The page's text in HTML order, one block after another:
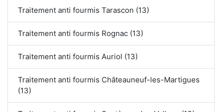
Traitement anti fourmis Tarascon (13)
Traitement anti fourmis Rognac (13)
Traitement anti fourmis Auriol (13)
Traitement anti fourmis Châteauneuf-les-Martigues
(13)